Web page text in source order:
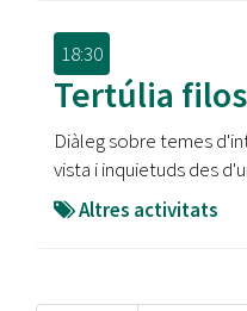
18:30
Tertúlia
Diàleg sobre temes
vista i inquietuds des
Altres activitats